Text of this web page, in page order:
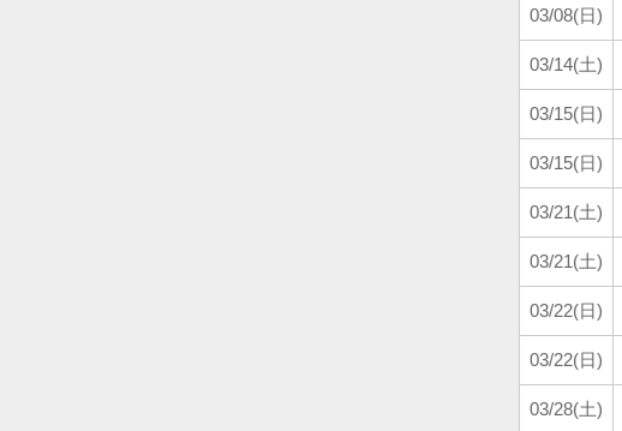
03/08(日)
03/14(土)
03/15(日)
03/15(日)
03/21(土)
03/21(土)
03/22(日)
03/22(日)
03/28(土)